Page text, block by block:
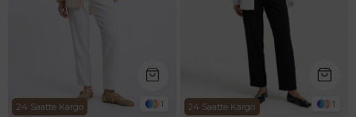
1
24 Saatte Kargo 1
24 Saatte Kargo